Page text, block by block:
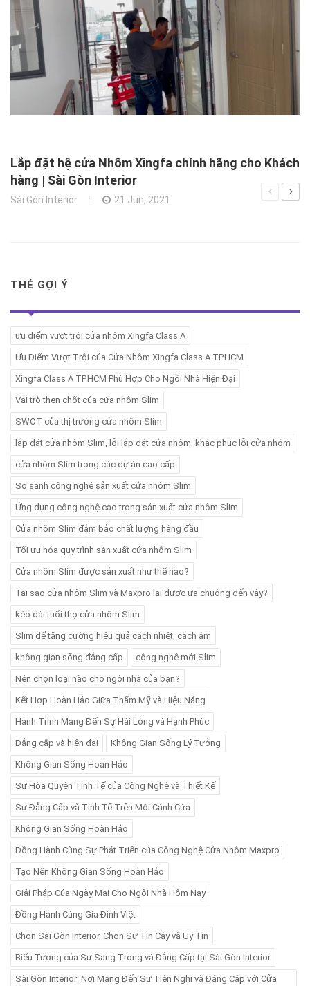
Lắp đặt hệ cửa Nhôm Xingfa chính hãng cho Khách
hàng | Sài Gòn Interior
Sài Gòn Interior 21 Jun, 2021
THẺ GỢI Ý
ưu điểm vượt trội cửa nhôm Xingfa Class A
Ưu Điểm Vượt Trội của Cửa Nhôm Xingfa Class A TP.HCM
Xingfa Class A TP.HCM Phù Hợp Cho Ngôi Nhà Hiện Đại
Vai trò then chốt của cửa nhôm Slim
SWOT của thị trường cửa nhôm Slim
lắp đặt cửa nhôm Slim, lỗi lắp đặt cửa nhôm, khắc phục lỗi cửa nhôm
cửa nhôm Slim trong các dự án cao cấp
So sánh công nghệ sản xuất cửa nhôm Slim
Ứng dụng công nghệ cao trong sản xuất cửa nhôm Slim
Cửa nhôm Slim đảm bảo chất lượng hàng đầu
Tối ưu hóa quy trình sản xuất cửa nhôm Slim
Cửa nhôm Slim được sản xuất như thế nào?
Tại sao cửa nhôm Slim và Maxpro lại được ưa chuộng đến vậy?
kéo dài tuổi thọ cửa nhôm Slim
Slim để tăng cường hiệu quả cách nhiệt, cách âm
không gian sống đẳng cấp công nghệ mới Slim
Nên chọn loại nào cho ngôi nhà của bạn?
Kết Hợp Hoàn Hảo Giữa Thẩm Mỹ và Hiệu Năng
Hành Trình Mang Đến Sự Hài Lòng và Hạnh Phúc
Đẳng cấp và hiện đại Không Gian Sống Lý Tưởng
Không Gian Sống Hoàn Hảo
Sự Hòa Quyện Tinh Tế của Công Nghệ và Thiết Kế
Sự Đẳng Cấp và Tinh Tế Trên Mỗi Cánh Cửa
Không Gian Sống Hoàn Hảo
Đồng Hành Cùng Sự Phát Triển của Công Nghệ Cửa Nhôm Maxpro
Tạo Nên Không Gian Sống Hoàn Hảo
Giải Pháp Của Ngày Mai Cho Ngôi Nhà Hôm Nay
Đồng Hành Cùng Gia Đình Việt
Chọn Sài Gòn Interior, Chọn Sự Tin Cậy và Uy Tín
Biểu Tượng của Sự Sang Trọng và Đẳng Cấp tại Sài Gòn Interior
Sài Gòn Interior: Nơi Mang Đến Sự Tiện Nghi và Đẳng Cấp với Cửa